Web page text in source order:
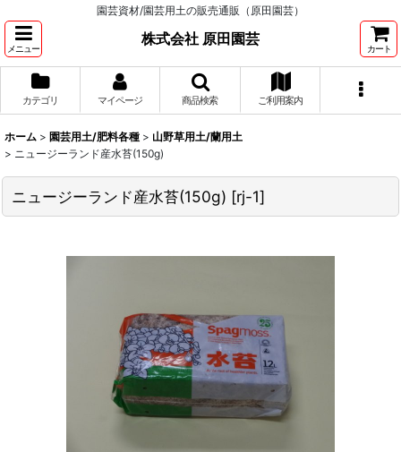
園芸資材/園芸用土の販売通販（原田園芸）
メニュー
株式会社 原田園芸
カート
カテゴリ マイページ 商品検索 ご利用案内
ホーム > 園芸用土/肥料各種 > 山野草用土/蘭用土
> ニュージーランド産水苔(150g)
ニュージーランド産水苔(150g) [rj-1]